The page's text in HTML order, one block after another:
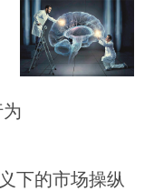
下的市场操纵